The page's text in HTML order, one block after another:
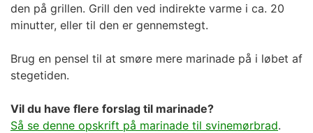
den på grillen. Grill den ved indirekte varme i ca. 20
minutter, eller til den er gennemstegt.
Brug en pensel til at smøre mere marinade på i løbet af
stegetiden.
Vil du have flere forslag til marinade?
Så se denne opskrift på marinade til svinemørbrad.